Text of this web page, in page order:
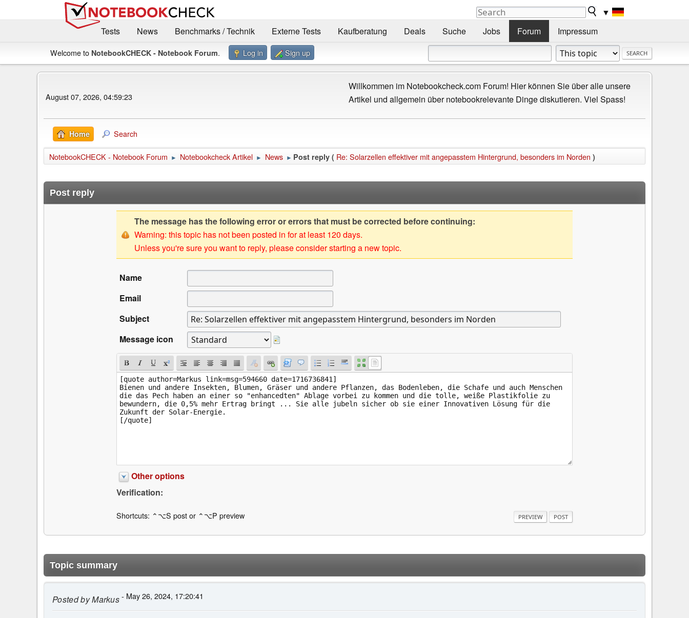
▼
Tests
News Benchmarks / Technik Externe Tests Kaufberatung Deals Suche Jobs Forum Impressum
Welcome to NotebookCHECK - Notebook Forum. Log in Sign up
August 07, 2026, 04:59:23
Willkommen im Notebookcheck.com Forum! Hier können Sie über alle unsere
Artikel und allgemein über notebookrelevante Dinge diskutieren. Viel Spass!
Home Search
NotebookCHECK - Notebook Forum ► Notebookcheck Artikel ► News ► Post reply ( Re: Solarzellen effektiver mit angepasstem Hintergrund, besonders im Norden )
Post reply
The message has the following error or errors that must be corrected before continuing:
Warning: this topic has not been posted in for at least 120 days.
Unless you're sure you want to reply, please consider starting a new topic.
Name
Email
Subject
Message icon
Other options
Verification:
Shortcuts: ⌃⌥S post or ⌃⌥P preview
Topic summary
Posted byMarkus- May 26, 2024, 17:20:41